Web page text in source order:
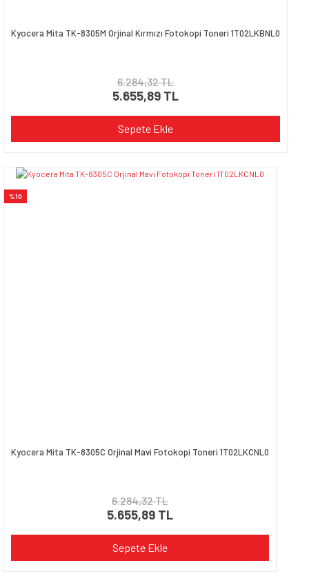
Kyocera Mita TK-8305M Orjinal Kırmızı Fotokopi Toneri 1T02LKBNL0
6.284,32 TL
5.655,89 TL
Sepete Ekle
%10
Kyocera Mita TK-8305C Orjinal Mavi Fotokopi Toneri 1T02LKCNL0
6.284,32 TL
5.655,89 TL
Sepete Ekle